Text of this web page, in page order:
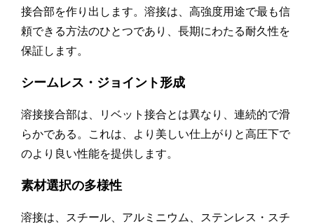
接合部を作り出します。溶接は、高強度用途で最も信
頼できる方法のひとつであり、長期にわたる耐久性を
保証します。
シームレス・ジョイント形成
溶接接合部は、リベット接合とは異なり、連続的で滑
らかである。これは、より美しい仕上がりと高圧下で
のより良い性能を提供します。
素材選択の多様性
溶接は、スチール、アルミニウム、ステンレス・スチ